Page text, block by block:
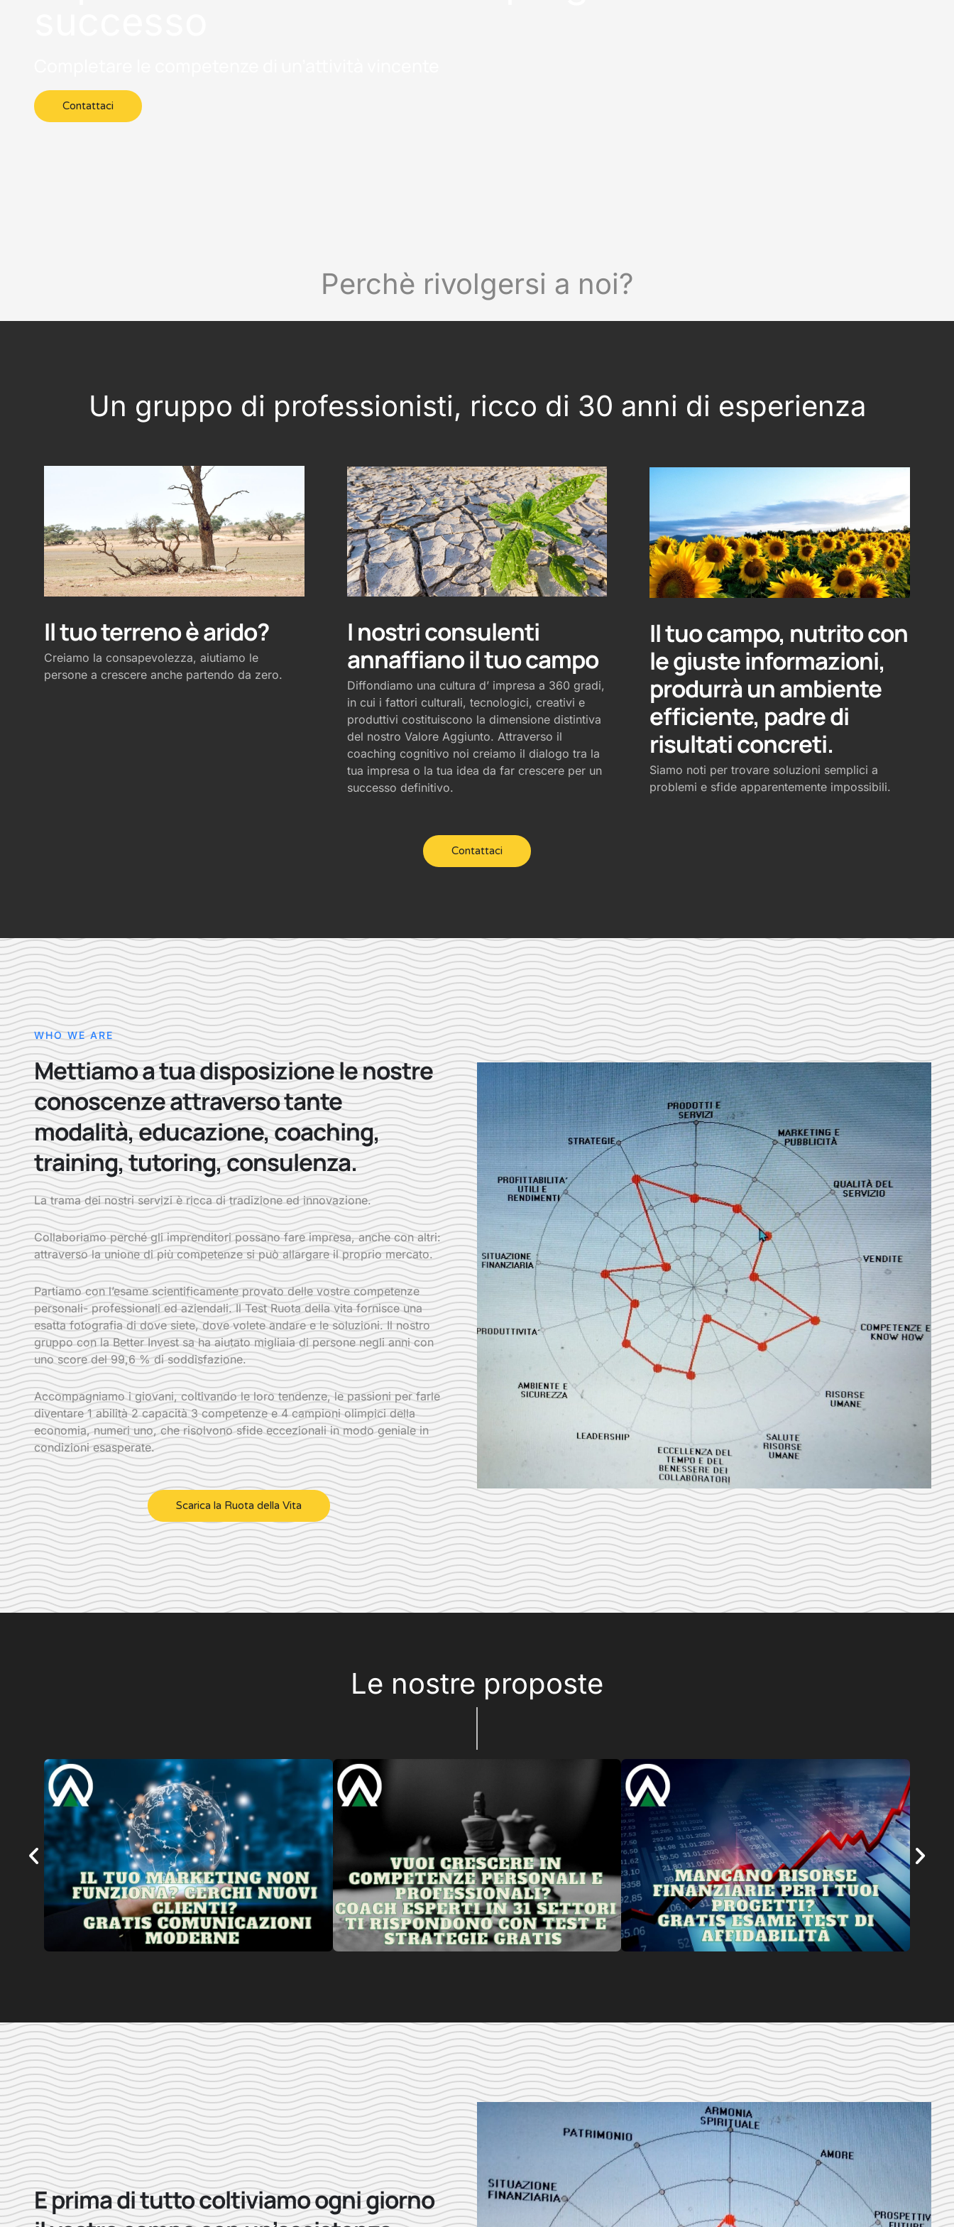
Contattaci
Perchè rivolgersi a noi?
Un gruppo di professionisti, ricco di 30 anni di esperienza
Il tuo terreno è arido?
Creiamo la consapevolezza, aiutiamo le
persone a crescere anche partendo da zero.
I nostri consulenti
annaffiano il tuo campo
Diffondiamo una cultura d’ impresa a 360 gradi,
in cui i fattori culturali, tecnologici, creativi e
produttivi costituiscono la dimensione distintiva
del nostro Valore Aggiunto. Attraverso il
coaching cognitivo noi creiamo il dialogo tra la
tua impresa o la tua idea da far crescere per un
successo definitivo.
Il tuo campo, nutrito con
le giuste informazioni,
produrrà un ambiente
efficiente, padre di
risultati concreti.
Siamo noti per trovare soluzioni semplici a
problemi e sfide apparentemente impossibili.
Contattaci
WHO WE ARE
Mettiamo a tua disposizione le nostre
conoscenze attraverso tante
modalità, educazione, coaching,
training, tutoring, consulenza.
La trama dei nostri servizi è ricca di tradizione ed innovazione.
Collaboriamo perché gli imprenditori possano fare impresa, anche con altri:
attraverso la unione di più competenze si può allargare il proprio mercato.
Partiamo con l’esame scientificamente provato delle vostre competenze
personali- professionali ed aziendali. Il Test Ruota della vita fornisce una
esatta fotografia di dove siete, dove volete andare e le soluzioni. Il nostro
gruppo con la Better Invest sa ha aiutato migliaia di persone negli anni con
uno score del 99,6 % di soddisfazione.
Accompagniamo i giovani, coltivando le loro tendenze, le passioni per farle
diventare 1 abilità 2 capacità 3 competenze e 4 campioni olimpici della
economia, numeri uno, che risolvono sfide eccezionali in modo geniale in
condizioni esasperate.
Scarica la Ruota della Vita
Le nostre proposte
E prima di tutto coltiviamo ogni giorno